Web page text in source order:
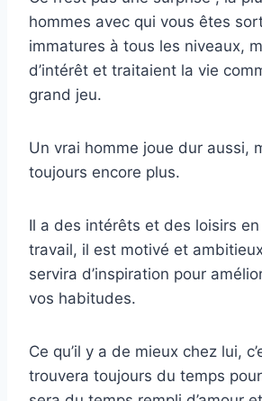
hommes avec qui vous êtes
immatures à tous les niveaux,
d’intérêt et traitaient la vie
grand jeu.
Un vrai homme joue dur aussi,
toujours encore plus.
Il a des intérêts et des loisirs
travail, il est motivé et
servira d’inspiration pour
vos habitudes.
Ce qu’il y a de mieux chez lui,
trouvera toujours du temps